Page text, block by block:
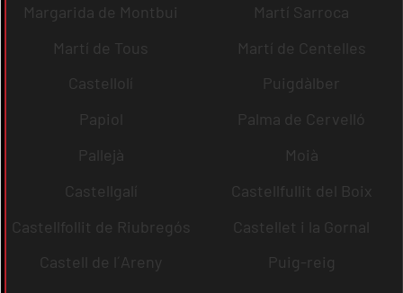
Margarida de Montbui
Martí Sarroca
Martí de Tous
Martí de Centelles
Castellolí
Puigdàlber
Papiol
Palma de Cervelló
Pallejà
Moià
Castellgalí
Castellfullit del Boix
Castellfollit de Riubregós
Castellet i la Gornal
Castell de l´Areny
Puig-reig